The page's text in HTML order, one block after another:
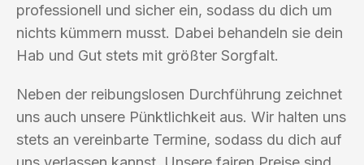
professionell und sicher ein, sodass du dich um
nichts kümmern musst. Dabei behandeln sie dein
Hab und Gut stets mit größter Sorgfalt.
Neben der reibungslosen Durchführung zeichnet
uns auch unsere Pünktlichkeit aus. Wir halten uns
stets an vereinbarte Termine, sodass du dich auf